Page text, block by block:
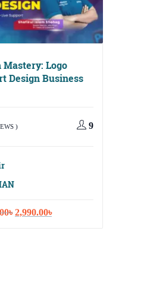
Mastery: Logo
Design Business
) 9
৳ Original
2,990.00৳Current